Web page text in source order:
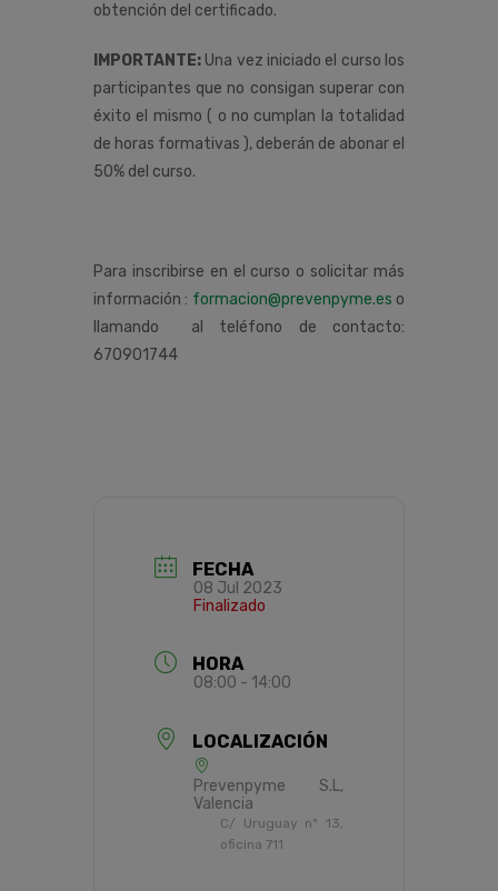
obtención del certificado.
IMPORTANTE: Una vez iniciado el curso los
participantes que no consigan superar con
éxito el mismo ( o no cumplan la totalidad
de horas formativas ), deberán de abonar el
50% del curso.
Para inscribirse en el curso o solicitar más
información : formacion@prevenpyme.es o
llamando al teléfono de contacto:
670901744
FECHA
08 Jul 2023
Finalizado
HORA
08:00 - 14:00
LOCALIZACIÓN
Prevenpyme S.L,
Valencia
C/ Uruguay nº 13,
oficina 711